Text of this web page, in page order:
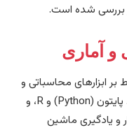
شده است.
محاسباتی و
آماری است. زبان‌های برنامه‌نویسی مانند پایتون (Python) و R، و
ماشین